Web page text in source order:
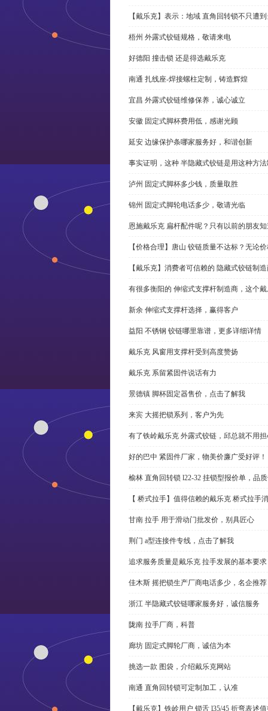
【戴乐克】表示：地域 直角回转锁不只遭
梧州 外露式铰链规格，敬请来电
好德阳 撞击锁 还是得选戴乐克
南通 扎线座-焊接螺柱定制，铸造辉煌
宜昌 外露式铰链维修保养，诚心诚立
安徽 固定式脚杯费用低，感谢光顾
延安 边缘保护条哪家服务好，和谐创新
事实证明，这种 半隐藏式铰链是用这种方
泸州 固定式脚杯多少钱，质量取胜
锦州 固定式脚轮电话多少，敬请光临
恩施戴乐克 扁杆配件呢？只有以前的朋友
【价格合理】唐山 铰链质量不达标？无论
【戴乐克】消费者可信赖的 隐藏式铰链制
有很多衡阳的 伸缩式支撑杆制造商，这个
新余 伸缩式支撑杆选择，赢得客户
益阳 不锈钢 铰链哪里靠谱，更多详细详情
戴乐克 风窗用支撑杆受到高度赞扬
戴乐克 系留紧固件说话有力
景德镇 脚杯固定器售价，点击了解我
来宾 大摇把锁系列，客户为先
有了铁岭戴乐克 外露式铰链，邱总就不用
好的巴中 紧固件厂家，物美价廉广受好评！
榆林 直角回转锁 l22-32 挂锁型报价单，品
【 桥式拉手】值得信赖的戴乐克 桥式拉手
甘南 拉手 用于滑动门批发价，别具匠心
荆门 a型连接件专线，点击了解我
追求服务质量是戴乐克 拉手发展的基本要求
佳木斯 摇把锁生产厂商电话多少，名企推荐
浙江 半隐藏式铰链哪家服务好，诚信服务
陇南 拉手厂商，科普
廊坊 固定式脚轮厂商，诚信为本
挑选一款 图袋，介绍戴乐克网站
南通 直角回转锁可定制加工，认准
【戴乐克】铁岭用户 锁舌 l35/45 折弯表述